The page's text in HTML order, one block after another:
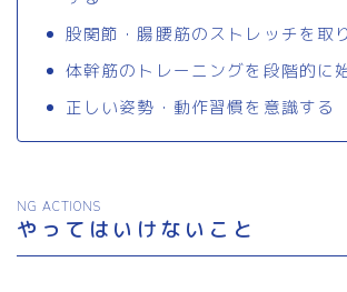
股関節・腸腰筋のストレッチを取
体幹筋のトレーニングを段階的に
正しい姿勢・動作習慣を意識する
NG ACTIONS
やってはいけないこと